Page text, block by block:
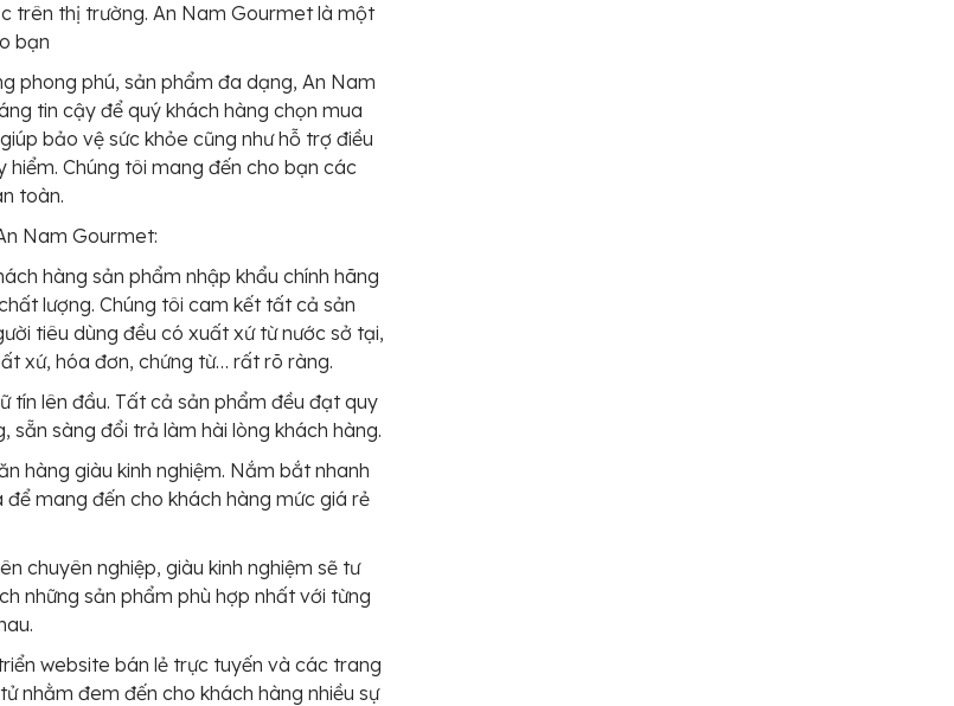
trên thị trường. An Nam Gourmet là một
bạn
phong phú, sản phẩm đa dạng, An Nam
tin cậy để quý khách hàng chọn mua
bảo vệ sức khỏe cũng như hỗ trợ điều
hiểm. Chúng tôi mang đến cho bạn các
toàn.
Nam Gourmet:
hàng sản phẩm nhập khẩu chính hãng
lượng. Chúng tôi cam kết tất cả sản
tiêu dùng đều có xuất xứ từ nước sở tại,
xứ, hóa đơn, chứng từ… rất rõ ràng.
tín lên đầu. Tất cả sản phẩm đều đạt quy
sẵn sàng đổi trả làm hài lòng khách hàng.
hàng giàu kinh nghiệm. Nắm bắt nhanh
mang đến cho khách hàng mức giá rẻ
chuyên nghiệp, giàu kinh nghiệm sẽ tư
những sản phẩm phù hợp nhất với từng
website bán lẻ trực tuyến và các trang
nhằm đem đến cho khách hàng nhiều sự